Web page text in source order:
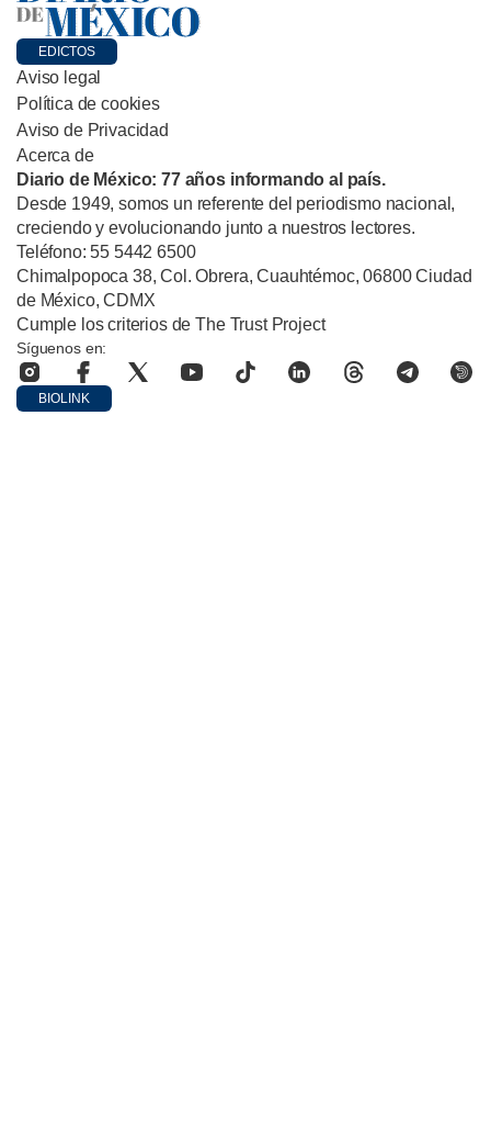
EDICTOS
Aviso legal
Política de cookies
Aviso de Privacidad
Acerca de
Diario de México: 77 años informando al país.
Desde 1949, somos un referente del periodismo nacional,
creciendo y evolucionando junto a nuestros lectores.
Teléfono: 55 5442 6500
Chimalpopoca 38, Col. Obrera, Cuauhtémoc, 06800 Ciudad
de México, CDMX
Cumple los criterios de The Trust Project
Síguenos en:
BIOLINK